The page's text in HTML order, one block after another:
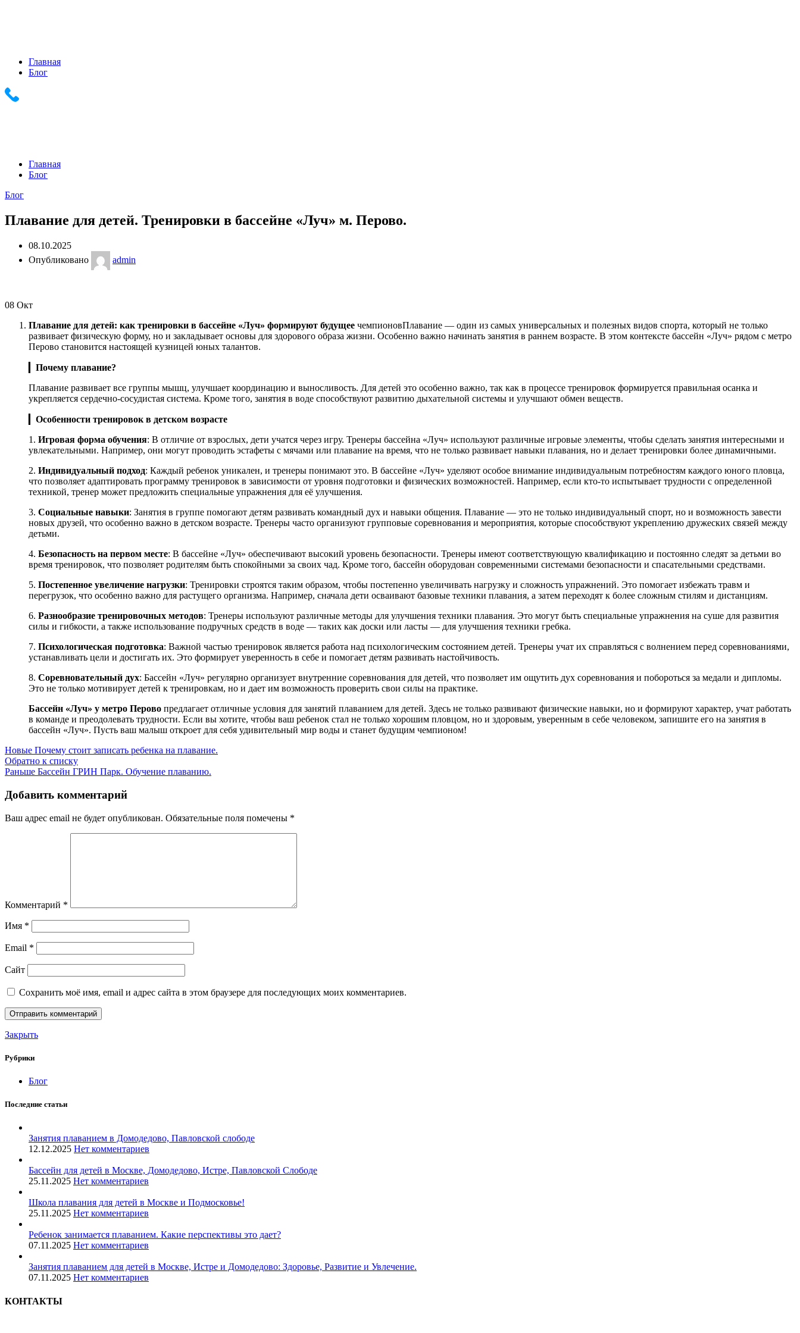
Главная
Блог
Главная
Блог
Блог
Плавание для детей. Тренировки в бассейне «Луч» м. Перово.
08.10.2025
Опубликовано
admin
08 Окт
Плавание для детей: как тренировки в бассейне «Луч» формируют будущее чемпионовПлавание — один из самых универсальных и полезных видов спорта, который не только
развивает физическую форму, но и закладывает основы для здорового образа жизни. Особенно важно начинать занятия в раннем возрасте. В этом контексте бассейн «Луч» рядом с метро
Перово становится настоящей кузницей юных талантов.
Почему плавание?
Плавание развивает все группы мышц, улучшает координацию и выносливость. Для детей это особенно важно, так как в процессе тренировок формируется правильная осанка и
укрепляется сердечно-сосудистая система. Кроме того, занятия в воде способствуют развитию дыхательной системы и улучшают обмен веществ.
Особенности тренировок в детском возрасте
1. Игровая форма обучения: В отличие от взрослых, дети учатся через игру. Тренеры бассейна «Луч» используют различные игровые элементы, чтобы сделать занятия интересными и
увлекательными. Например, они могут проводить эстафеты с мячами или плавание на время, что не только развивает навыки плавания, но и делает тренировки более динамичными.
2. Индивидуальный подход: Каждый ребенок уникален, и тренеры понимают это. В бассейне «Луч» уделяют особое внимание индивидуальным потребностям каждого юного пловца,
что позволяет адаптировать программу тренировок в зависимости от уровня подготовки и физических возможностей. Например, если кто-то испытывает трудности с определенной
техникой, тренер может предложить специальные упражнения для её улучшения.
3. Социальные навыки: Занятия в группе помогают детям развивать командный дух и навыки общения. Плавание — это не только индивидуальный спорт, но и возможность завести
новых друзей, что особенно важно в детском возрасте. Тренеры часто организуют групповые соревнования и мероприятия, которые способствуют укреплению дружеских связей между
детьми.
4. Безопасность на первом месте: В бассейне «Луч» обеспечивают высокий уровень безопасности. Тренеры имеют соответствующую квалификацию и постоянно следят за детьми во
время тренировок, что позволяет родителям быть спокойными за своих чад. Кроме того, бассейн оборудован современными системами безопасности и спасательными средствами.
5. Постепенное увеличение нагрузки: Тренировки строятся таким образом, чтобы постепенно увеличивать нагрузку и сложность упражнений. Это помогает избежать травм и
перегрузок, что особенно важно для растущего организма. Например, сначала дети осваивают базовые техники плавания, а затем переходят к более сложным стилям и дистанциям.
6. Разнообразие тренировочных методов: Тренеры используют различные методы для улучшения техники плавания. Это могут быть специальные упражнения на суше для развития
силы и гибкости, а также использование подручных средств в воде — таких как доски или ласты — для улучшения техники гребка.
7. Психологическая подготовка: Важной частью тренировок является работа над психологическим состоянием детей. Тренеры учат их справляться с волнением перед соревнованиями,
устанавливать цели и достигать их. Это формирует уверенность в себе и помогает детям развивать настойчивость.
8. Соревновательный дух: Бассейн «Луч» регулярно организует внутренние соревнования для детей, что позволяет им ощутить дух соревнования и побороться за медали и дипломы.
Это не только мотивирует детей к тренировкам, но и дает им возможность проверить свои силы на практике.
Бассейн «Луч» у метро Перово предлагает отличные условия для занятий плаванием для детей. Здесь не только развивают физические навыки, но и формируют характер, учат работать
в команде и преодолевать трудности. Если вы хотите, чтобы ваш ребенок стал не только хорошим пловцом, но и здоровым, уверенным в себе человеком, запишите его на занятия в
бассейн «Луч». Пусть ваш малыш откроет для себя удивительный мир воды и станет будущим чемпионом!
Новые Почему стоит записать ребенка на плавание.
Обратно к списку
Раньше Бассейн ГРИН Парк. Обучение плаванию.
Добавить комментарий
Ваш адрес email не будет опубликован. Обязательные поля помечены *
Комментарий *
Имя *
Email *
Сайт
Сохранить моё имя, email и адрес сайта в этом браузере для последующих моих комментариев.
Закрыть
Рубрики
Блог
Последние статьи
Занятия плаванием в Домодедово, Павловской слободе
12.12.2025 Нет комментариев
Бассейн для детей в Москве, Домодедово, Истре, Павловской Слободе
25.11.2025 Нет комментариев
Школа плавания для детей в Москве и Подмосковье!
25.11.2025 Нет комментариев
Ребенок занимается плаванием. Какие перспективы это дает?
07.11.2025 Нет комментариев
Занятия плаванием для детей в Москве, Истре и Домодедово: Здоровье, Развитие и Увлечение.
07.11.2025 Нет комментариев
КОНТАКТЫ